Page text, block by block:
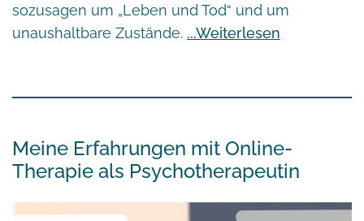
sozusagen um „Leben und Tod“ und um
unaushaltbare Zustände.
Weiterlesen
Meine Erfahrungen mit Online-
Therapie als Psychotherapeutin